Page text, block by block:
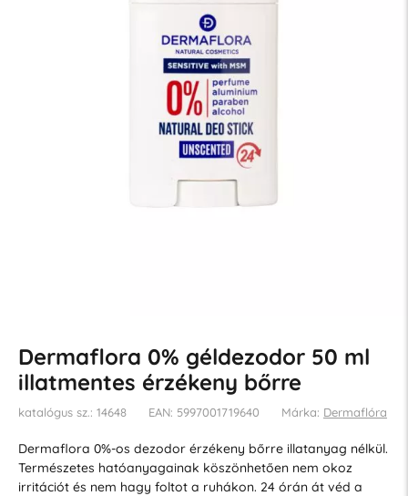
Dermaflora 0% géldezodor 50 ml
illatmentes érzékeny bőrre
katalógus sz.: 14648 EAN: 5997001719640 Márka: Dermaflóra
Dermaflora 0%-os dezodor érzékeny bőrre illatanyag nélkül.
Természetes hatóanyagainak köszönhetően nem okoz
irritációt és nem hagy foltot a ruhákon. 24 órán át véd a